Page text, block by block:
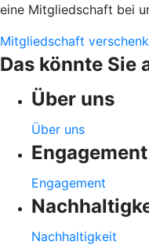
eine Mitgliedschaft bei
Mitgliedschaft
Das könnte Sie
Über uns
Über uns
Engagement
Engagement
Nachhaltigkeit